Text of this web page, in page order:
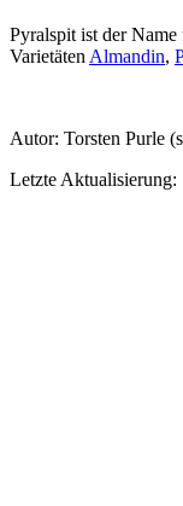
Pyralspit ist der
Varietäten Almandin,
Autor: Torsten Purle
Letzte Aktualisierung: